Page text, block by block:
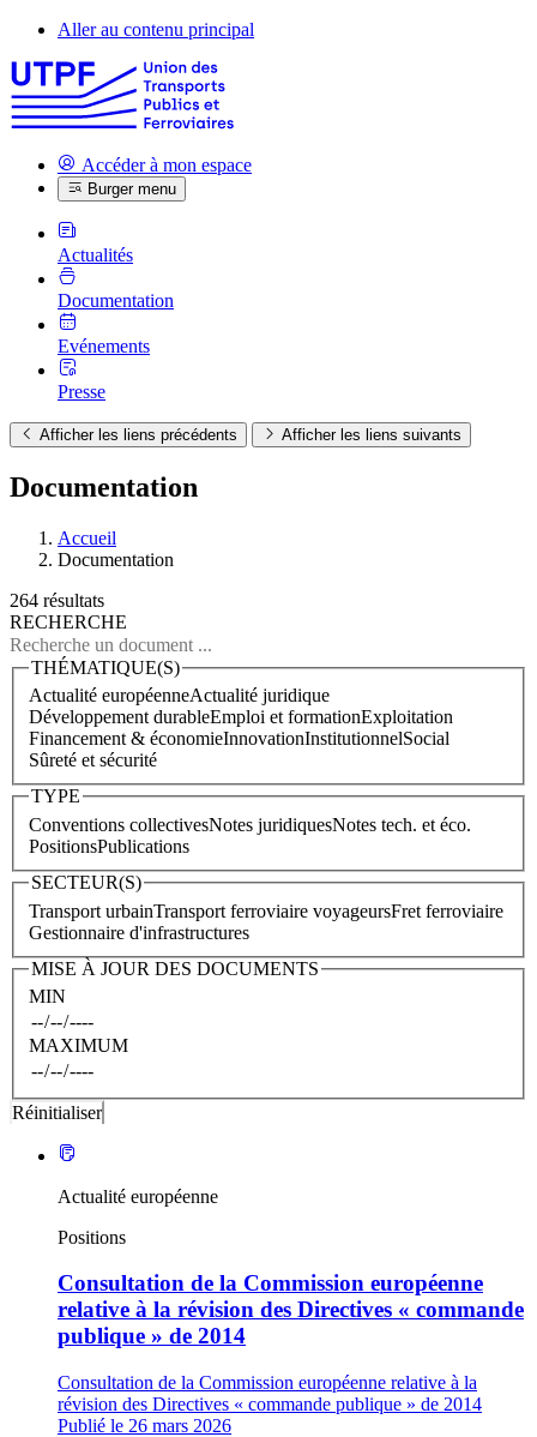
Aller au contenu principal
Accéder à mon espace
Burger menu
Actualités
Documentation
Evénements
Presse
Afficher les liens précédents Afficher les liens suivants
Documentation
Accueil
Documentation
264 résultats
RECHERCHE
THÉMATIQUE(S)
Actualité européenneActualité juridique
Développement durableEmploi et formationExploitation
Financement & économieInnovationInstitutionnelSocial
Sûreté et sécurité
TYPE
Conventions collectivesNotes juridiquesNotes tech. et éco.
PositionsPublications
SECTEUR(S)
Transport urbainTransport ferroviaire voyageursFret ferroviaire
Gestionnaire d'infrastructures
MISE À JOUR DES DOCUMENTS
MIN
MAXIMUM
Actualité européenne
Positions
Consultation de la Commission européenne
relative à la révision des Directives « commande
publique » de 2014
Consultation de la Commission européenne relative à la
révision des Directives « commande publique » de 2014
Publié le 26 mars 2026